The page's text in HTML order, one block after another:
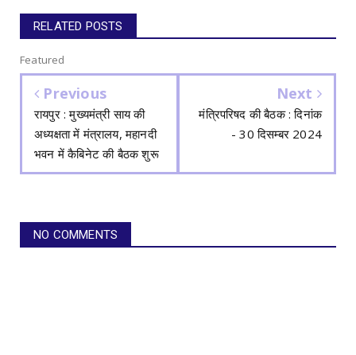
RELATED POSTS
Featured
Previous
रायपुर : मुख्यमंत्री साय की
अध्यक्षता में मंत्रालय, महानदी
भवन में कैबिनेट की बैठक शुरू
Next
मंत्रिपरिषद की बैठक : दिनांक
- 30 दिसम्बर 2024
NO COMMENTS